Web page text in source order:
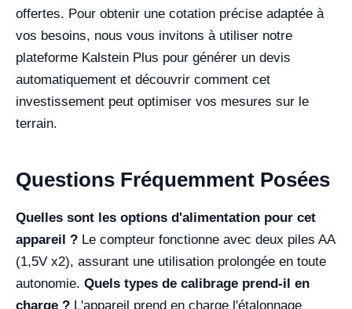
offertes. Pour obtenir une cotation précise adaptée à
vos besoins, nous vous invitons à utiliser notre
plateforme Kalstein Plus pour générer un devis
automatiquement et découvrir comment cet
investissement peut optimiser vos mesures sur le
terrain.
Questions Fréquemment Posées
Quelles sont les options d'alimentation pour cet
appareil ? Le compteur fonctionne avec deux piles AA
(1,5V x2), assurant une utilisation prolongée en toute
autonomie. Quels types de calibrage prend-il en
charge ? L'appareil prend en charge l'étalonnage